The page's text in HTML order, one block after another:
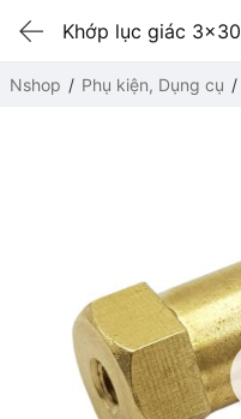
Khớp lục giác
Nshop Phụ kiện, Dụng cụ